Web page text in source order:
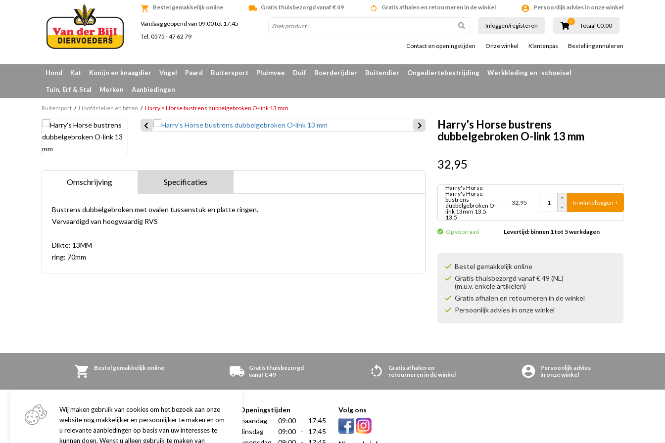
Bestel gemakkelijk online Gratis thuisbezorgd vanaf € 49 Gratis afhalen en retourneren in de winkel Persoonlijk advies in onze winkel
Vandaag geopend van 09:00 tot 17:45
Tel. 0575 - 47 62 79
Inloggen/registeren
0
Totaal €0,00
Contact en openingstijden Onze winkel Klantenpas Bestelling annuleren
Hond Kat Konijn en knaagdier Vogel Paard Ruitersport Pluimvee Duif Boerderijdier Buitendier Ongediertebestrijding Werkkleding en -schoeisel
Tuin, Erf & Stal Merken Aanbiedingen
Ruitersport Hoofdstellen en bitten Harry's Horse bustrens dubbelgebroken O-link 13 mm
Omschrijving Specificaties
Bustrens dubbelgebroken met ovalen tussenstuk en platte ringen.
Vervaardigd van hoogwaardig RVS
Dikte: 13MM
ring: 70mm
Harry's Horse bustrens
dubbelgebroken O-link 13 mm
32,95
Harry's Horse
Harry's Horse
bustrens
dubbelgebroken O-
link 13mm 13.5
13.5
32,95 In winkelwagen +
Op voorraad Levertijd: binnen 1 tot 5 werkdagen
Bestel gemakkelijk online
Gratis thuisbezorgd vanaf € 49 (NL)
(m.u.v. enkele artikelen)
Gratis afhalen en retourneren in de winkel
Persoonlijk advies in onze winkel
Bestel gemakkelijk online
Gratis thuisbezorgd
vanaf € 49
Gratis afhalen en
retourneren in de winkel
Persoonlijk advies
in onze winkel
Winkel
Adres en openingstijden
Onze winkel
Klantenservice
Algemene informatie
Retourneren
Openingstijden
maandag
09:00 -
17:45
dinsdag
09:00 -
17:45
Volg ons
Wij maken gebruik van cookies om het bezoek aan onze
website nog makkelijker en persoonlijker te maken en om
u relevante aanbiedingen op basis van uw interesses te
kunnen doen. Wenst u alleen gebruik te maken van